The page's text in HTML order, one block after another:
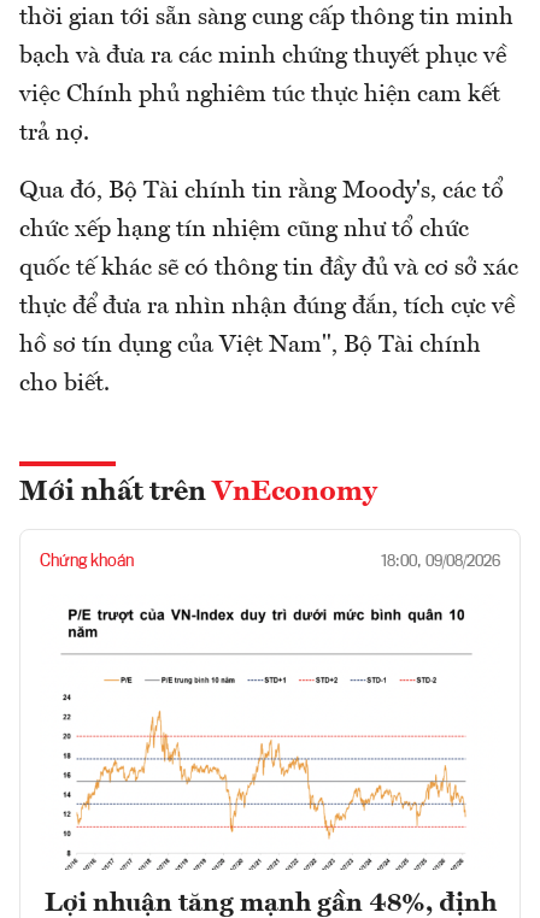
thời gian tới sẵn sàng cung cấp thông tin minh
bạch và đưa ra các minh chứng thuyết phục về
việc Chính phủ nghiêm túc thực hiện cam kết
trả nợ.
Qua đó, Bộ Tài chính tin rằng Moody's, các tổ
chức xếp hạng tín nhiệm cũng như tổ chức
quốc tế khác sẽ có thông tin đầy đủ và cơ sở xác
thực để đưa ra nhìn nhận đúng đắn, tích cực về
hồ sơ tín dụng của Việt Nam", Bộ Tài chính
cho biết.
Mới nhất trên VnEconomy
Chứng khoán 18:00, 09/08/2026
Lợi nhuận tăng mạnh gần 48%, định